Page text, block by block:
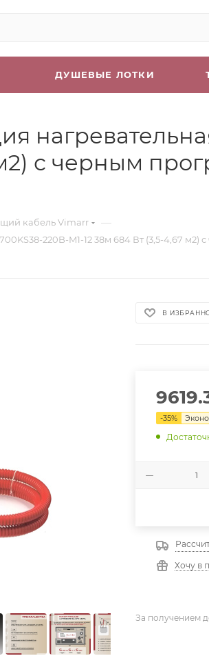
ДУШЕВЫЕ ЛОТКИ
м2) с черным
кабель Vimarr —
220B-M1-12 38м 684 Вт (3,5-4,67
В
-35%
Хочу в
За получением